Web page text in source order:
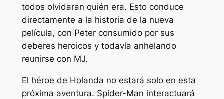
todos olvidaran quién era. Esto conduce
directamente a la historia de la nueva
película, con Peter consumido por sus
deberes heroicos y todavía anhelando
reunirse con MJ.
El héroe de Holanda no estará solo en esta
próxima aventura. Spider-Man interactuará